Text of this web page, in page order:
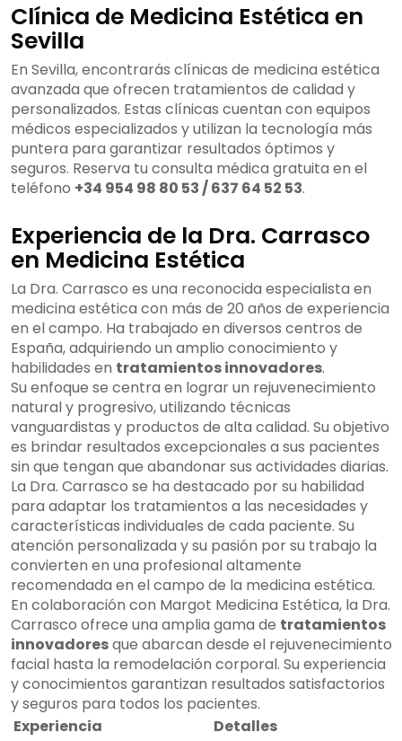
Clínica de Medicina Estética en
Sevilla
En Sevilla, encontrarás clínicas de medicina estética
avanzada que ofrecen tratamientos de calidad y
personalizados. Estas clínicas cuentan con equipos
médicos especializados y utilizan la tecnología más
puntera para garantizar resultados óptimos y
seguros. Reserva tu consulta médica gratuita en el
teléfono +34 954 98 80 53 / 637 64 52 53.
Experiencia de la Dra. Carrasco
en Medicina Estética
La Dra. Carrasco es una reconocida especialista en
medicina estética con más de 20 años de experiencia
en el campo. Ha trabajado en diversos centros de
España, adquiriendo un amplio conocimiento y
habilidades en tratamientos innovadores.
Su enfoque se centra en lograr un rejuvenecimiento
natural y progresivo, utilizando técnicas
vanguardistas y productos de alta calidad. Su objetivo
es brindar resultados excepcionales a sus pacientes
sin que tengan que abandonar sus actividades diarias.
La Dra. Carrasco se ha destacado por su habilidad
para adaptar los tratamientos a las necesidades y
características individuales de cada paciente. Su
atención personalizada y su pasión por su trabajo la
convierten en una profesional altamente
recomendada en el campo de la medicina estética.
En colaboración con Margot Medicina Estética, la Dra.
Carrasco ofrece una amplia gama de tratamientos
innovadoresque abarcan desde el rejuvenecimiento
facial hasta la remodelación corporal. Su experiencia
y conocimientos garantizan resultados satisfactorios
y seguros para todos los pacientes.
Experiencia
Detalles